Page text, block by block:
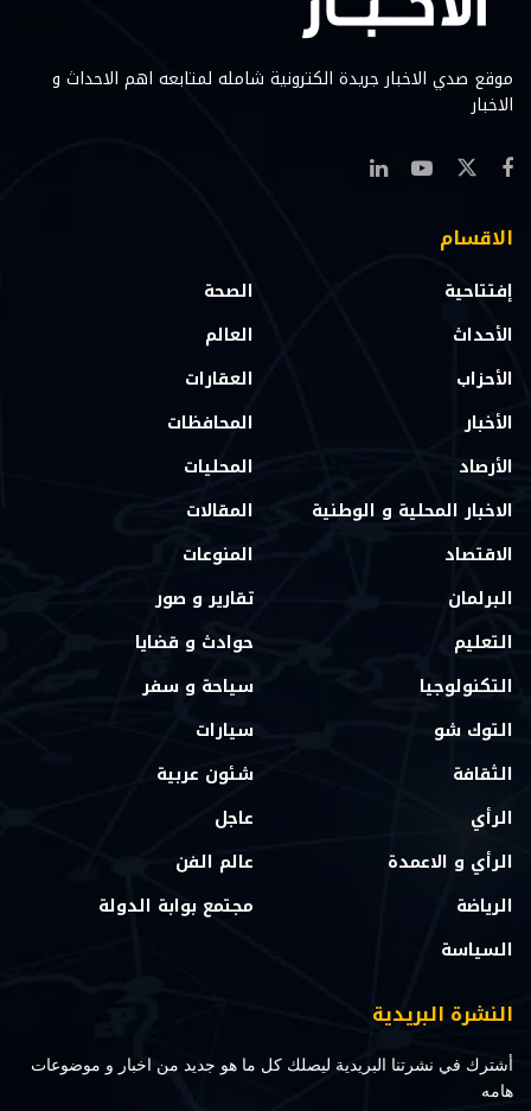
موقع صدي الاخبار جريدة الكترونية شامله لمتابعه اهم الاحداث و
الاخبار
الاقسام
إفتتاحية
الأحداث
الأحزاب
الأخبار
الأرصاد
الاخبار المحلية و الوطنية
الاقتصاد
البرلمان
التعليم
التكنولوجيا
التوك شو
الثقافة
الرأي
الرأي و الاعمدة
الرياضة
السياسة
الصحة
العالم
العقارات
المحافظات
المحليات
المقالات
المنوعات
تقارير و صور
حوادث و قضايا
سياحة و سفر
سيارات
شئون عربية
عاجل
عالم الفن
مجتمع بوابة الدولة
النشرة البريدية
أشترك في نشرتنا البريدية ليصلك كل ما هو جديد من اخبار و موضوعات
هامه